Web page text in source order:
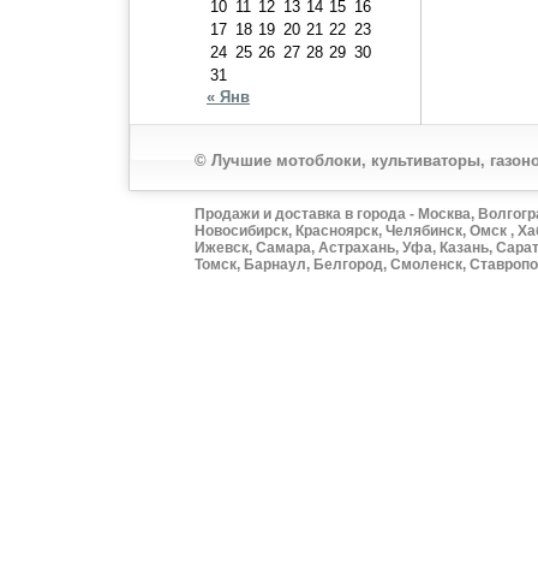
10 11 12 13 14 15 16
17 18 19 20 21 22 23
24 25 26 27 28 29 30
31
« Янв
© Лучшие мотоблоки, культиваторы,
Продажи и доставка в города - Москва,
Новосибирск, Красноярск, Челябинск, Омск ,
Ижевск, Самара, Астрахань, Уфа, Казань,
Томск, Барнаул, Белгород, Смоленск,